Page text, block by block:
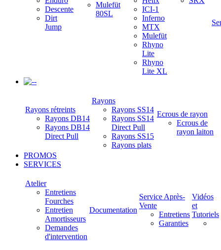
Descente
Dirt
Jump
Mulefüt
80SL
ICI-1
Inferno
MTX
Mulefüt
Rhyno
Lite
Rhyno
Lite XL
-
Rayons rétreints
Rayons DB14
Rayons DB14
Direct Pull
Rayons
Rayons SS14
Rayons SS14
Direct Pull
Rayons SS15
Rayons plats
Ecrous de rayon
Ecrous de
rayon laiton
PROMOS
SERVICES
Atelier
Entretiens
Fourches
Entretien
Amortisseurs
Demandes
d'intervention
Documentation
Service Après-
Vente
Entretiens
Garanties
Vidéos
et
Tutoriels